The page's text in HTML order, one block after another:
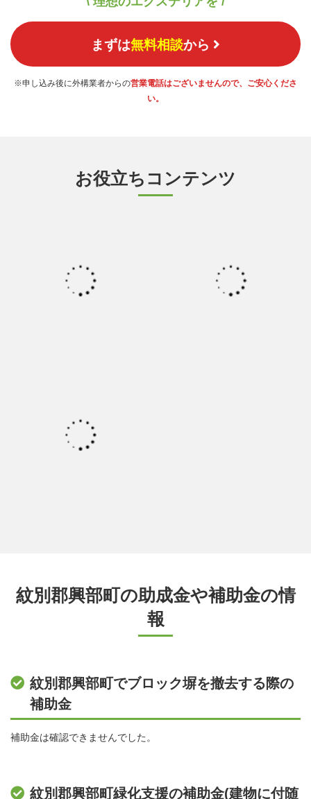
まずは無料相談から
※申し込み後に外構業者からの営業電話はございませんので、ご安心くださ
い。
お役立ちコンテンツ
紋別郡興部町の助成金や補助金の情
報
紋別郡興部町でブロック塀を撤去する際の
補助金
補助金は確認できませんでした。
紋別郡興部町緑化支援の補助金(建物に付随